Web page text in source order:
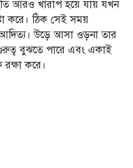
আরও খারাপ হয়ে যায় যখন
করে। ঠিক সেই সময়
আদিত্য। উড়ে আসা ওড়না তার
বুঝতে পারে এবং একাই
করে।